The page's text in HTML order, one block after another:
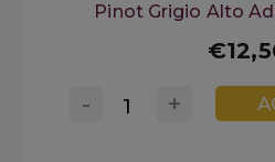
Pinot Grigio Alto
+
-